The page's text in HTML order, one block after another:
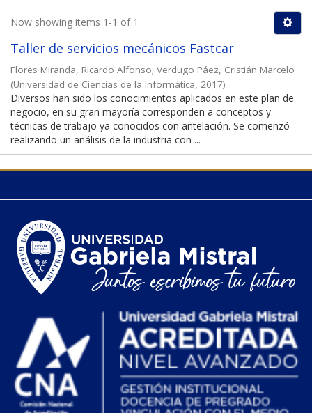
Now showing items 1-1 of 1
Taller de servicios mecánicos Fastcar
Flores Miranda, Ricardo Alfonso; Verdugo Páez, Cristián Marcelo
(Universidad de Ciencias de la Informática, 2017)
Diversos han sido los conocimientos aplicados en este plan de
negocio, en su gran mayoría corresponden a conceptos y
técnicas de trabajo ya conocidos con antelación. Se comenzó
realizando un análisis de la industria con ...